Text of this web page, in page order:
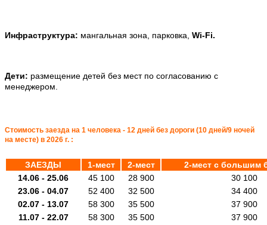
Инфраструктура: мангальная зона, парковка, Wi-Fi.
Дети: размещение детей без мест по согласованию с
менеджером.
Стоимость заезда на 1 человека - 12 дней без дороги (10 дней/9 ночей
на месте) в 2026 г. :
ЗАЕЗДЫ 1-мест 2-мест
2-мест с большим
14.06 - 25.06
45 100 28 900
30 100
23.06 - 04.07 52 400 32 500
34 400
02.07 - 13.07 58 300 35 500
37 900
11.07 - 22.07 58 300 35 500
37 900